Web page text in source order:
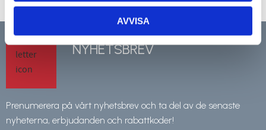
AVVISA
NYHETSBREV
Prenumerera på vårt nyhetsbrev och ta del av de senaste
nyheterna, erbjudanden och rabattkoder!